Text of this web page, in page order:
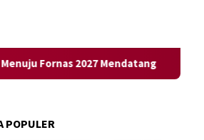
Warga RT 04/RW 05
POPULER